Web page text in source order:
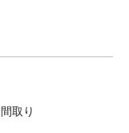
取り